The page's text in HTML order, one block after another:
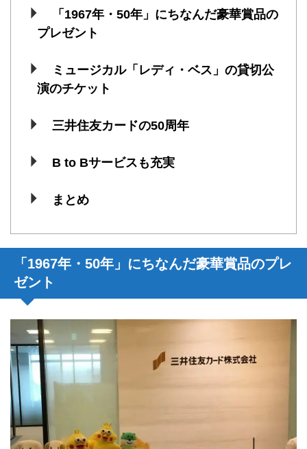
「1967年・50年」にちなんだ豪華賞品の
プレゼント
ミュージカル「レディ・ベス」の貸切公
演のチケット
三井住友カードの50周年
B to Bサービスも充実
まとめ
「1967年・50年」にちなんだ豪華賞品のプレ
ゼント